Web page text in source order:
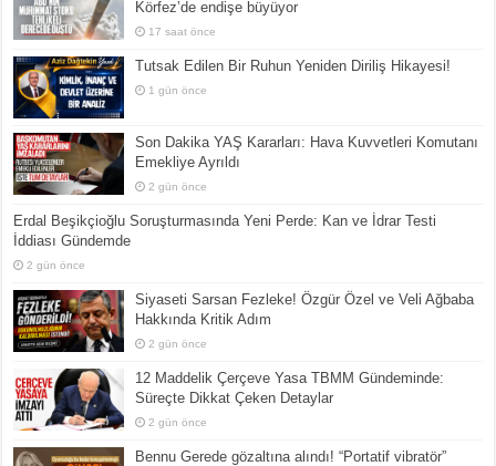
Körfez’de endişe büyüyor
17 saat önce
Tutsak Edilen Bir Ruhun Yeniden Diriliş Hikayesi!
1 gün önce
Son Dakika YAŞ Kararları: Hava Kuvvetleri Komutanı
Emekliye Ayrıldı
2 gün önce
Erdal Beşikçioğlu Soruşturmasında Yeni Perde: Kan ve İdrar Testi
İddiası Gündemde
2 gün önce
Siyaseti Sarsan Fezleke! Özgür Özel ve Veli Ağbaba
Hakkında Kritik Adım
2 gün önce
12 Maddelik Çerçeve Yasa TBMM Gündeminde:
Süreçte Dikkat Çeken Detaylar
2 gün önce
Bennu Gerede gözaltına alındı! “Portatif vibratör”